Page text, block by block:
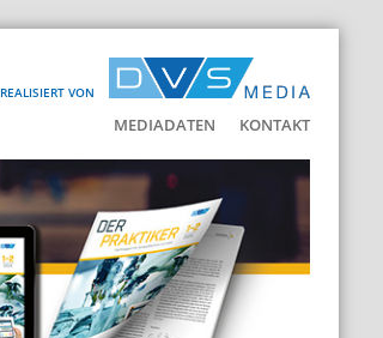
REALISIERT VON
MEDIADATEN KONTAKT